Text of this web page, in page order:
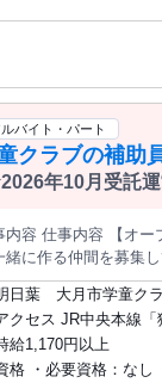
相談くださ
たい学生さん(高卒
ついては下記リンク
ルバイト・パート
クラブの補助
年10月受託
内容 仕事内容 【オー
緒に作る仲間を募集
スタートで きるお仕
見 守りなど） ●登室
の見守りが中心で、
りがいPOINT☆ こどもたちの成長をすぐそばで感じられるお仕事 です。遊びや生活習慣を一
日葉 大月市学童ク
クセス JR中央本線
給1,170円以上
格 ・必要資格：なし ＜